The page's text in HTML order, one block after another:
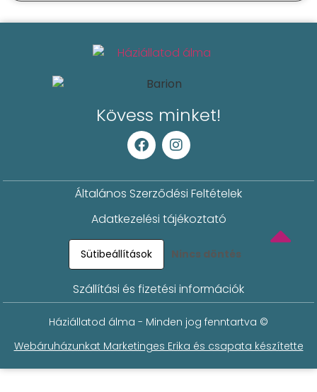
Kövess minket!
Általános Szerződési Feltételek
Adatkezelési tájékoztató
Sütibeállítások Nincs döntés
Szállítási és fizetési információk
Háziállatod álma - Minden jog fenntartva ©
Webáruházunkat Marketinges Erika és csapata készítette